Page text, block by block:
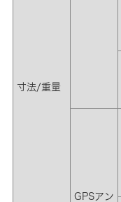
寸法/重量
GPSアン